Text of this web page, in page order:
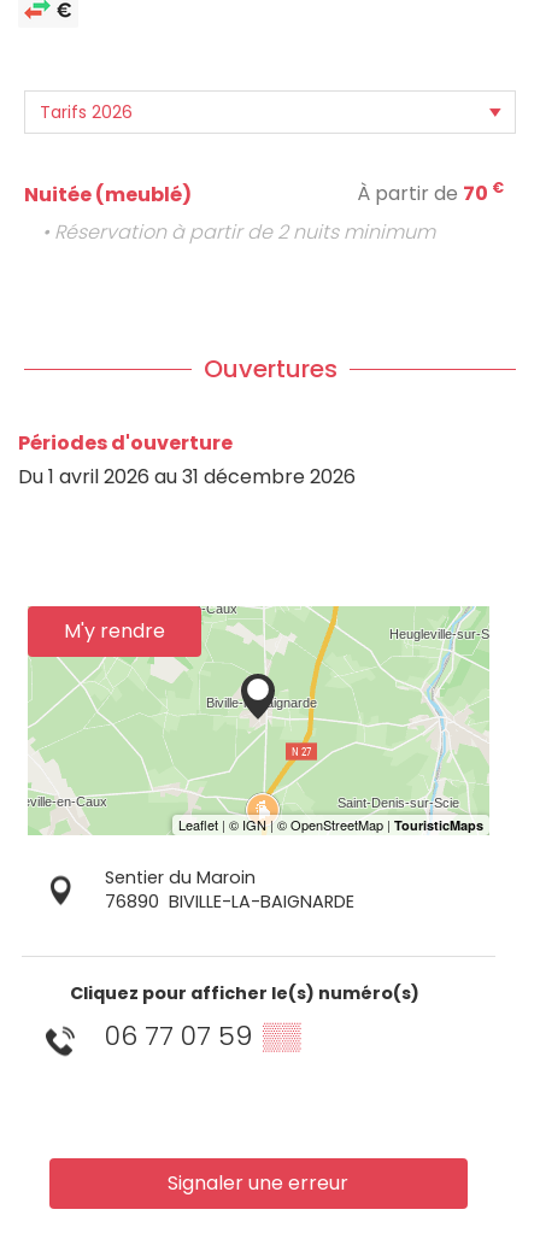
Nuitée (meublé) À partir de 70 €
• Réservation à partir de 2 nuits minimum
Ouvertures
Périodes d'ouverture
Du1 avril 2026 au31 décembre 2026
M'y rendre
Sentier du Maroin
76890 BIVILLE-LA-BAIGNARDE
Cliquez pour afficher le(s) numéro(s)
06 77 07 59 ▒▒
Signaler une erreur